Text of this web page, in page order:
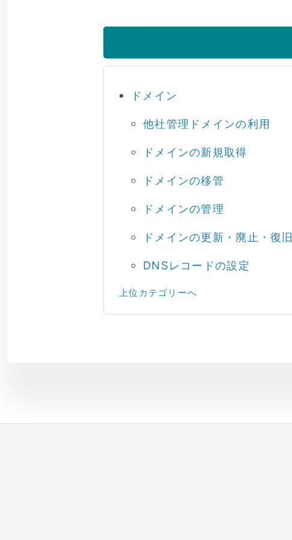
ドメイン
他社管理ドメインの利用
ドメインの新規取得
ドメインの移管
ドメインの管理
ドメインの更新・廃止・復旧
DNSレコードの設定
上位カテゴリーへ